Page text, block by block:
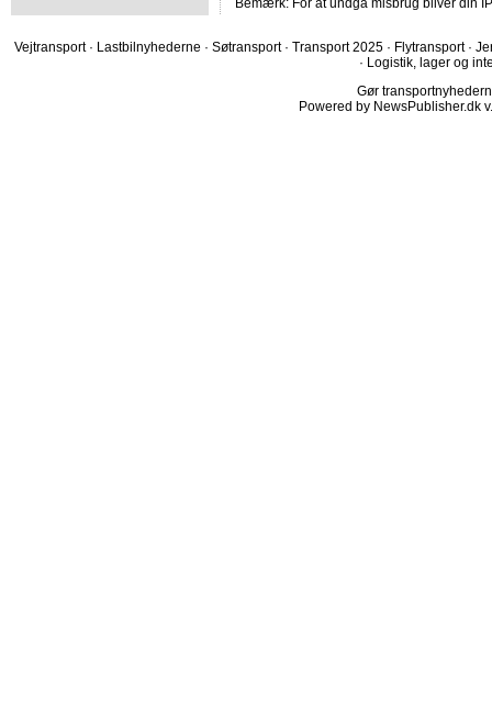
Bemærk: For at undgå misbrug bliver din
Vejtransport · Lastbilnyhederne · Søtransport · Transport 2025 · Flytransport ·
· Logistik, lager og
Gør
Powered by NewsPublisher.dk